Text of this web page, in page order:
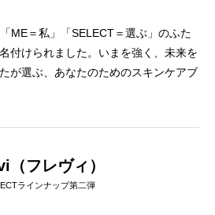
ME＝私」「SELECT＝選ぶ」のふた
付けられました。いまを強く、未来を
が選ぶ、あなたのためのスキンケアブ
（フレヴィ）
ラインナップ第二弾